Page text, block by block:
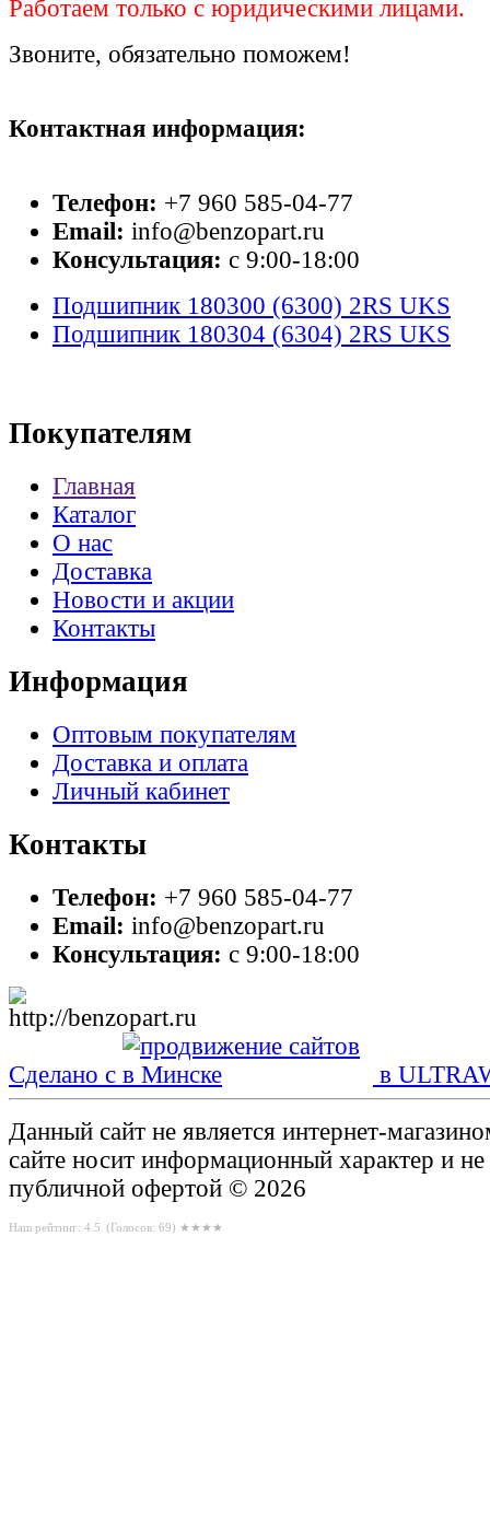
Работаем только с юридическими лицами.
Звоните, обязательно поможем!
Контактная информация:
Телефон: +7 960 585-04-77
Email: info@benzopart.ru
Консультация: с 9:00-18:00
Подшипник 180300 (6300) 2RS UKS
Подшипник 180304 (6304) 2RS UKS
Покупателям
Главная
Каталог
О нас
Доставка
Новости и акции
Контакты
Информация
Оптовым покупателям
Доставка и оплата
Личный кабинет
Контакты
Телефон: +7 960 585-04-77
Email: info@benzopart.ru
Консультация: с 9:00-18:00
Сделано с в
Данный сайт не является интернет-
сайте носит информационный характер и не
публичной офертой © 2026
Наш рейтинг: 4.5 (Голосов: 69) ★★★★